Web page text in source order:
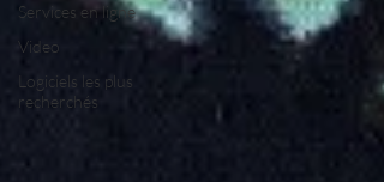
Services en ligne
Video
Logiciels les plus
recherchés